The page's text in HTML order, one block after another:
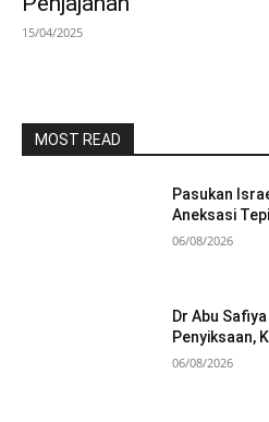
15/04/2025
MOST READ
Pasukan
Aneksasi
06/08/2026
Dr Abu
Penyiksaan,
06/08/2026